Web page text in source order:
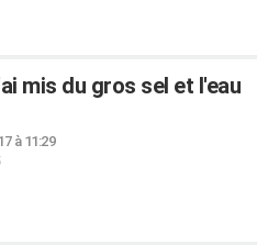
mis du gros sel et l'eau
à 11:29